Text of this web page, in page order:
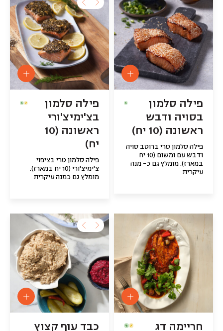
פילה סלמון
בסויה ודבש
ראשונה (10 יח)
פילה סלמון טרי ברוטב סויה
ודבש עם ומשום (10 יח
במארז). מומלץ גם כ- מנה
עיקרית
פילה סלמון
בצ'ימיצ'ורי
ראשונה (10
יח)
פילה סלמון טרי בציפוי
צ'ימיצ'ורי (10 יח במארז).
מומלץ גם כמנה עיקרית
חריימה דג כבד עוף קצוץ